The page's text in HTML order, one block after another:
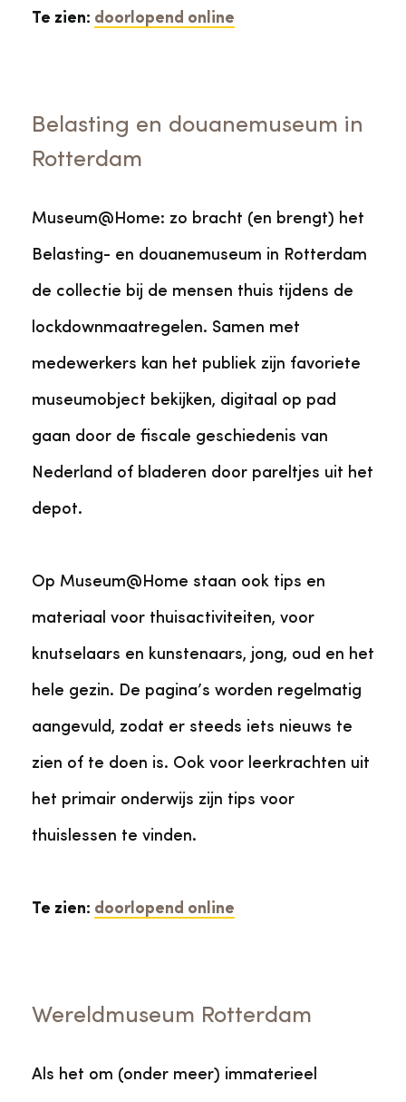
Te zien: doorlopend online
Belasting en douanemuseum in
Rotterdam
Museum@Home: zo bracht (en brengt) het
Belasting- en douanemuseum in Rotterdam
de collectie bij de mensen thuis tijdens de
lockdownmaatregelen. Samen met
medewerkers kan het publiek zijn favoriete
museumobject bekijken, digitaal op pad
gaan door de fiscale geschiedenis van
Nederland of bladeren door pareltjes uit het
depot.
Op Museum@Home staan ook tips en
materiaal voor thuisactiviteiten, voor
knutselaars en kunstenaars, jong, oud en het
hele gezin. De pagina’s worden regelmatig
aangevuld, zodat er steeds iets nieuws te
zien of te doen is. Ook voor leerkrachten uit
het primair onderwijs zijn tips voor
thuislessen te vinden.
Te zien: doorlopend online
Wereldmuseum Rotterdam
Als het om (onder meer) immaterieel